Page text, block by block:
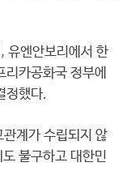
엔안보리에서 한
카공화국 정부에
정했다.
계가 수립되지 않
불구하고 대한민